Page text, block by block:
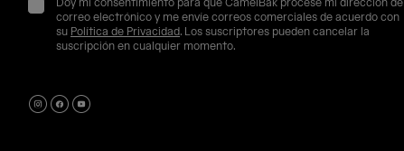
Doy mi consentimiento para que CamelBak procese mi dirección de
correo electrónico y me envíe correos comerciales de acuerdo con
su Política de Privacidad. Los suscriptores pueden cancelar la
suscripción en cualquier momento.